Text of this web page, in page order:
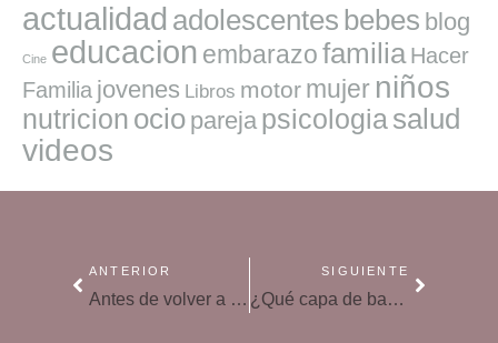
actualidad adolescentes bebes blog
Cine educacion embarazofamilia Hacer
Familia jovenes Libros motor mujer niños
nutricion ocio pareja psicologiasalud
videos
ANTERIOR
Antes de volver a la rutina: 5 conversaciones en pareja este verano para resetear el hogar
SIGUIENTE
¿Qué capa de baño elegir para los primeros meses? Consejos para acertar con la talla y el tejido